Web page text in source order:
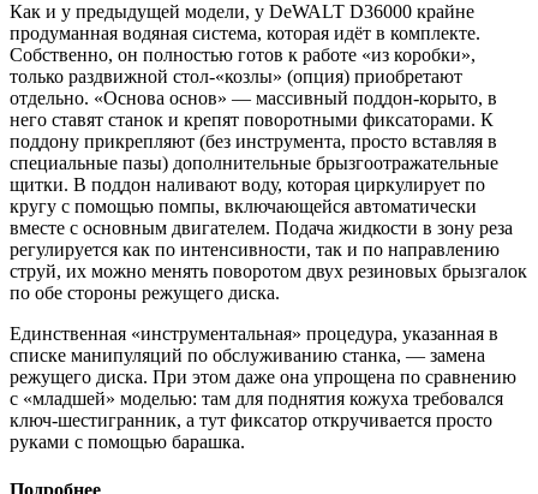
Как и у предыдущей модели, у DeWALT D36000 крайне
продуманная водяная система, которая идёт в комплекте.
Собственно, он полностью готов к работе «из коробки»,
только раздвижной стол-«козлы» (опция) приобретают
отдельно. «Основа основ» — массивный поддон-корыто, в
него ставят станок и крепят поворотными фиксаторами. К
поддону прикрепляют (без инструмента, просто вставляя в
специальные пазы) дополнительные брызгоотражательные
щитки. В поддон наливают воду, которая циркулирует по
кругу с помощью помпы, включающейся автоматически
вместе с основным двигателем. Подача жидкости в зону реза
регулируется как по интенсивности, так и по направлению
струй, их можно менять поворотом двух резиновых брызгалок
по обе стороны режущего диска.
Единственная «инструментальная» процедура, указанная в
списке манипуляций по обслуживанию станка, — замена
режущего диска. При этом даже она упрощена по сравнению
с «младшей» моделью: там для поднятия кожуха требовался
ключ-шестигранник, а тут фиксатор откручивается просто
руками с помощью барашка.
Подробнее